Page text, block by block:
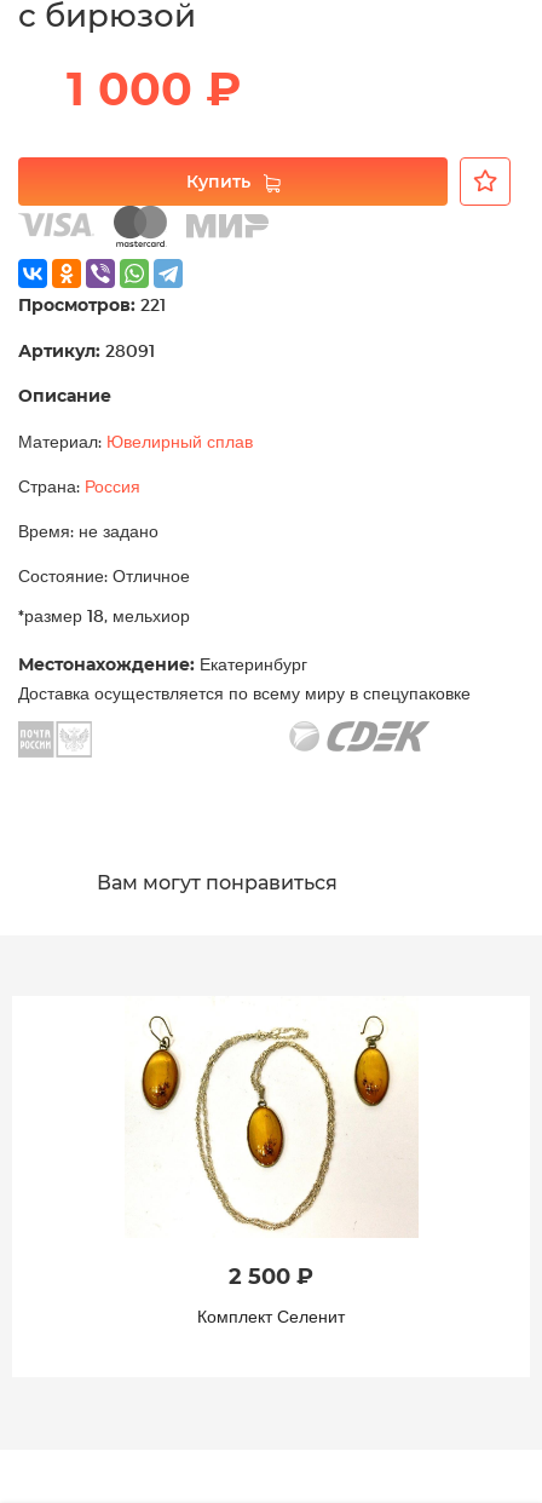
с бирюзой
1 000 ₽
Купить
Просмотров: 221
Артикул: 28091
Описание
Материал: Ювелирный сплав
Страна: Россия
Время: не задано
Состояние: Отличное
*размер 18, мельхиор
Местонахождение: Екатеринбург
Доставка осуществляется по всему миру в спецупаковке
Вам могут понравиться
2 500 ₽
Комплект Селенит